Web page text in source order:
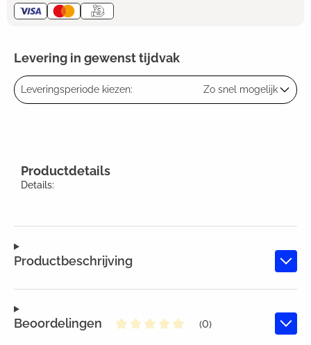
Levering in gewenst tijdvak
Leveringsperiode kiezen: Zo snel mogelijk
Productbeschrijving
Beoordelingen
(0)
Productdetails
Details: